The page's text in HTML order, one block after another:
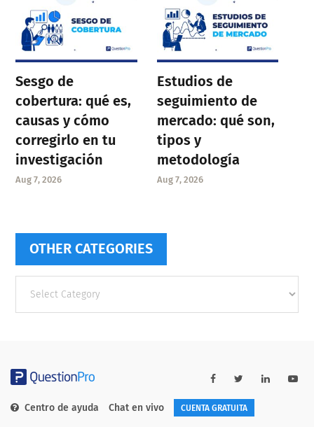
Sesgo de
cobertura: qué es,
causas y cómo
corregirlo en tu
investigación
Aug 7, 2026
Estudios de
seguimiento de
mercado: qué son,
tipos y
metodología
Aug 7, 2026
OTHER CATEGORIES
categories
Centro de ayuda Chat en vivo CUENTA GRATUITA